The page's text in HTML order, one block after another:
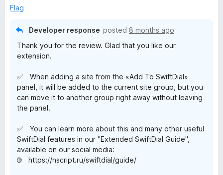
u
Flag
Developer response posted 8 months ago
Thank you for the review. Glad that you like our
extension.
✅ When adding a site from the «Add To SwiftDial»
panel, it will be added to the current site group, but you
can move it to another group right away without leaving
the panel.
✅ You can learn more about this and many other useful
SwiftDial features in our "Extended SwiftDial Guide",
available on our social media:
🌐 https://nscript.ru/swiftdial/guide/